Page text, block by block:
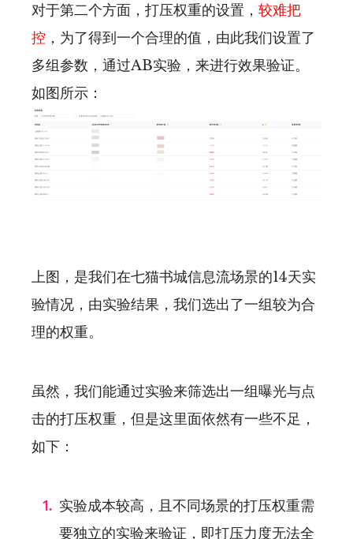
对于第二个方面，打压权重的设置， 较难把
控 ，为了得到一个合理的值，由此我们设置了
多组参数，通过AB实验，来进行效果验证。
如图所示：
上图，是我们在七猫书城信息流场景的14天实
验情况，由实验结果，我们选出了一组较为合
理的权重。
虽然，我们能通过实验来筛选出一组曝光与点
击的打压权重，但是这里面依然有一些不足，
如下：
实验成本较高，且不同场景的打压权重需
要独立的实验来验证，即打压力度无法全